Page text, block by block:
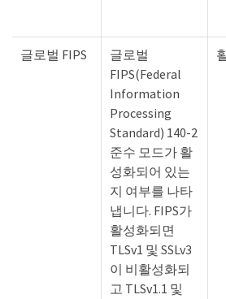
글로벌 FIPS
글로벌
FIPS(Federal
Information
Processing
Standard) 140-2
준수 모드가 활
성화되어 있는
지 여부를 나타
냅니다. FIPS가
활성화되면
TLSv1 및 SSLv3
이 비활성화되
고 TLSv1.1 및